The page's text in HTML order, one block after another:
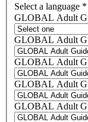
Select a language *
GLOBAL Adult
GLOBAL Adult
GLOBAL Adult
GLOBAL Adult
GLOBAL Adult